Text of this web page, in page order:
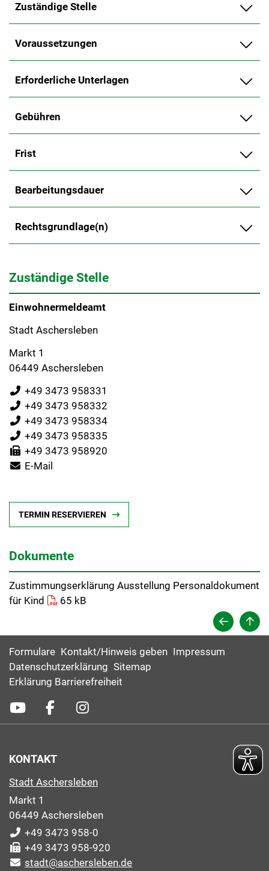
Zuständige Stelle
Voraussetzungen
Erforderliche Unterlagen
Gebühren
Frist
Bearbeitungsdauer
Rechtsgrundlage(n)
Zuständige Stelle
Einwohnermeldeamt
Stadt Aschersleben
Markt 1
06449 Aschersleben
+49 3473 958331
+49 3473 958332
+49 3473 958334
+49 3473 958335
+49 3473 958920
E-Mail
TERMIN RESERVIEREN
Dokumente
Zustimmungserklärung Ausstellung Personaldokument
für Kind
65 kB
Formulare Kontakt/Hinweis geben Impressum
Datenschutzerklärung Sitemap
Erklärung Barrierefreiheit
KONTAKT
Stadt Aschersleben
Markt 1
06449 Aschersleben
+49 3473 958-0
+49 3473 958-920
stadt@aschersleben.de